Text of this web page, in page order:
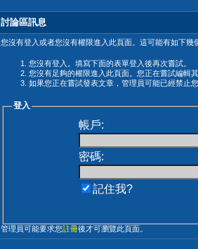
討論區訊息
您沒有登入或者您沒有權限進入此頁面。這可能有如下幾
您沒有登入。填寫下面的表單登入後再次嘗試。
您沒有足夠的權限進入此頁面。您正在嘗試編輯
如果您正在嘗試發表文章，管理員可能已經禁止
登入
帳戶:
密碼:
記住我?
管理員可能要求您註冊後才可瀏覽此頁面。